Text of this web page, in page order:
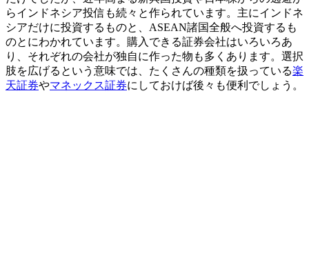
らインドネシア投信も続々と作られています。主にインドネ
シアだけに投資するものと、ASEAN諸国全般へ投資するも
のとにわかれています。購入できる証券会社はいろいろあ
り、それぞれの会社が独自に作った物も多くあります。選択
肢を広げるという意味では、たくさんの種類を扱っている楽
天証券やマネックス証券にしておけば後々も便利でしょう。